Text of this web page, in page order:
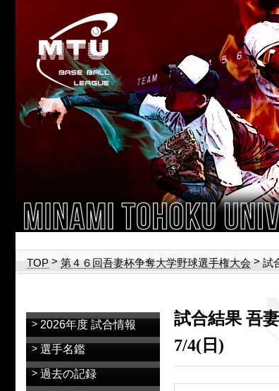
TOP> 第４６回吾妻杯争奪大学野球選手権大会> 試
試合結果 吾
7/4(日)
2026年度 試合情報
選手名鑑
過去の記録